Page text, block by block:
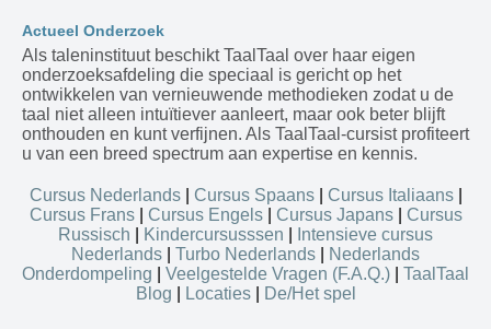
Actueel Onderzoek
Als taleninstituut beschikt TaalTaal over haar eigen
onderzoeksafdeling die speciaal is gericht op het
ontwikkelen van vernieuwende methodieken zodat u de
taal niet alleen intuïtiever aanleert, maar ook beter blijft
onthouden en kunt verfijnen. Als TaalTaal-cursist profiteert
u van een breed spectrum aan expertise en kennis.
Cursus Nederlands| Cursus Spaans| Cursus Italiaans|
Cursus Frans| Cursus Engels| Cursus Japans| Cursus
Russisch
Kindercursusssen
Intensieve cursus
Nederlands
Turbo Nederlands
Nederlands
Onderdompeling
Veelgestelde Vragen (F.A.Q.)
TaalTaal
Blog
Locaties| De/Het spel